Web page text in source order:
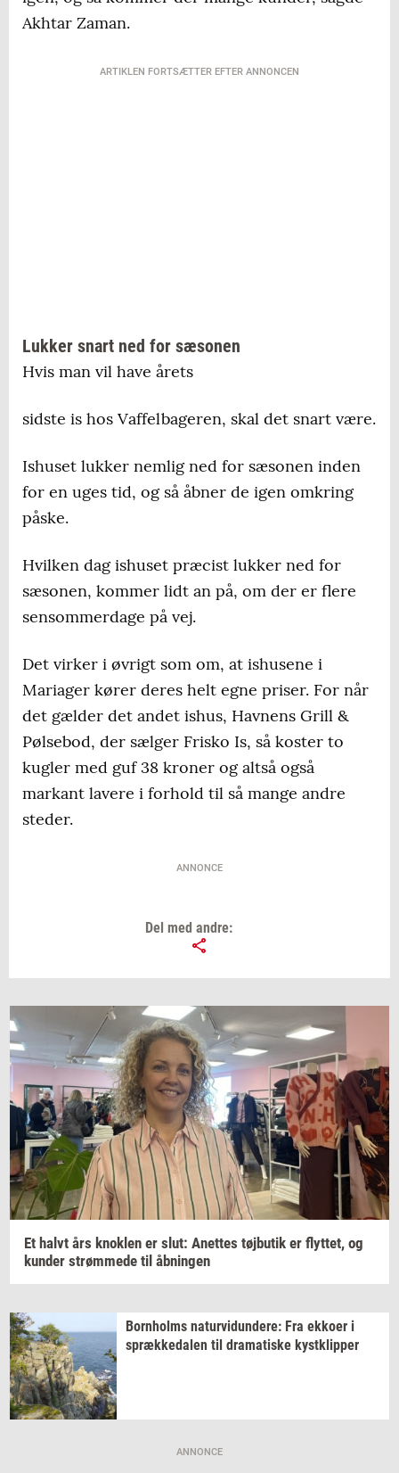
Akhtar Zaman.
ARTIKLEN FORTSÆTTER EFTER ANNONCEN
Lukker snart ned for sæsonen
Hvis man vil have årets
sidste is hos Vaffelbageren, skal det snart være.
Ishuset lukker nemlig ned for sæsonen inden
for en uges tid, og så åbner de igen omkring
påske.
Hvilken dag ishuset præcist lukker ned for
sæsonen, kommer lidt an på, om der er flere
sensommerdage på vej.
Det virker i øvrigt som om, at ishusene i
Mariager kører deres helt egne priser. For når
det gælder det andet ishus, Havnens Grill &
Pølsebod, der sælger Frisko Is, så koster to
kugler med guf 38 kroner og altså også
markant lavere i forhold til så mange andre
steder.
ANNONCE
Del med andre:
Et halvt års knok­len er slut: Anet­tes tøj­bu­tik er flyt­tet, og
kun­der strøm­me­de til åb­nin­gen
Born­holms na­tur­vi­dun­de­re: Fra ek­ko­er i
spræk­ke­da­len til dra­ma­ti­ske kyst­klip­per
ANNONCE